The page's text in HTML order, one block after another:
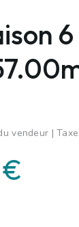
6
vendeur |